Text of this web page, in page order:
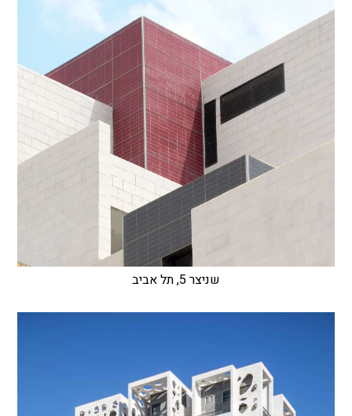
שניצר 5, תל אביב